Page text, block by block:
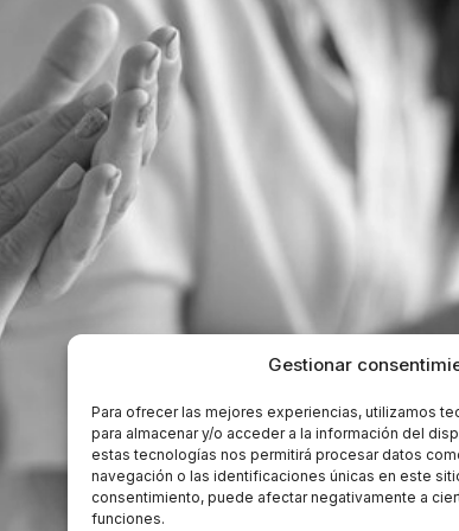
Gestionar
Para ofrecer las mejores experiencias, utilizamos
para almacenar y/o acceder a la información del
estas tecnologías nos permitirá procesar datos
navegación o las identificaciones únicas en este
consentimiento, puede afectar negativamente a
funciones.